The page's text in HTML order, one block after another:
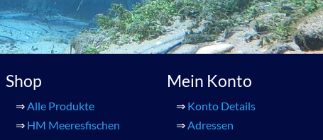
Shop
⇒Alle Produkte
⇒ HM Meeresfischen
Mein Konto
⇒ Konto Details
⇒Adressen